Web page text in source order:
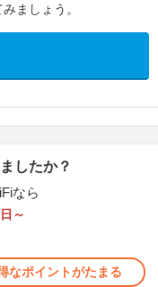
ましょう。
したか？
なら
～
なポイントがたまる